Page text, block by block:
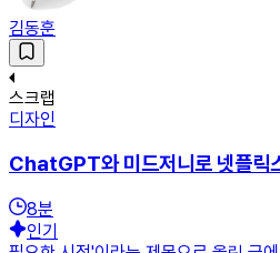
김동훈
스크랩
디자인
ChatGPT와 미드저니로 넷플릭
8분
인기